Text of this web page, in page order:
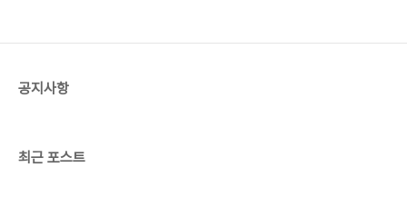
공지사항
최근 포스트